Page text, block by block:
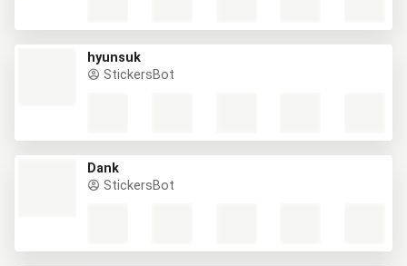
hyunsuk
StickersBot
Dank
StickersBot